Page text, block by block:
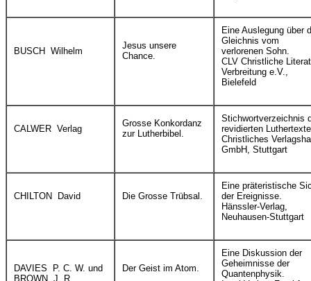
BUSCH Wilhelm
Jesus unsere
Chance.
Eine Auslegung über
Gleichnis vom
verlorenen Sohn.
CLV Christliche
Verbreitung e.V.,
Bielefeld
CALWER Verlag
Grosse Konkordanz
zur Lutherbibel.
Stichwortverzeichnis
revidierten
Christliches
GmbH, Stuttgart
CHILTON David Die Grosse Trübsal.
Eine präteristische
der Ereignisse.
Hänssler-Verlag,
Neuhausen-Stuttgart
DAVIES P. C. W. und
BROWN J. R.
Der Geist im Atom.
Eine Diskussion der
Geheimnisse der
Quantenphysik.